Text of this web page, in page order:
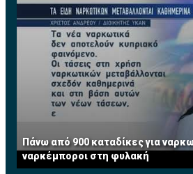
Πάνω από 900 καταδίκες για
ναρκέμποροι στη φυλακή